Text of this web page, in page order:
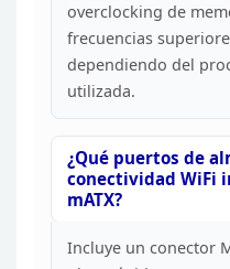
overclocking de
frecuencias
dependiendo del
utilizada.
¿Qué puertos de
conectividad WiFi
mATX?
Incluye un conector